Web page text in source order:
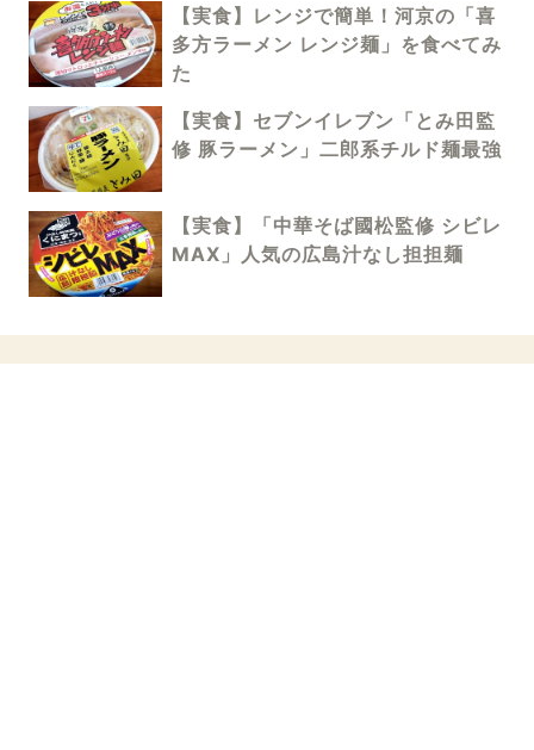
【実食】レンジで簡単！河京の「喜
多方ラーメン レンジ麺」を食べてみ
た
【実食】セブンイレブン「とみ田監
修 豚ラーメン」二郎系チルド麺最強
【実食】「中華そば國松監修 シビレ
MAX」人気の広島汁なし担担麺